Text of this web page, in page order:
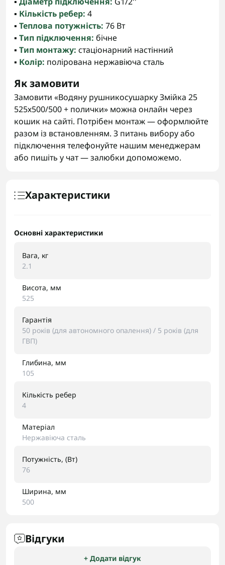
▪️ Кількість ребер: 4
▪️ Теплова потужність: 76 Вт
▪️ Тип підключення: бічне
▪️ Тип монтажу: стаціонарний настінний
▪️ Колір: полірована нержавіюча сталь
Як замовити
Замовити «Водяну рушникосушарку Змійка 25
525х500/500 + полички» можна онлайн через
кошик на сайті. Потрібен монтаж — оформлюйте
разом із встановленням. З питань вибору або
підключення телефонуйте нашим менеджерам
або пишіть у чат — залюбки допоможемо.
Характеристики
Основні характеристики
Вага, кг
2.1
Висота, мм
525
Гарантія
50 років (для автономного опалення) / 5 років (для
ГВП)
Глибина, мм
105
Кількість ребер
4
Матеріал
Нержавіюча сталь
Потужність, (Вт)
76
Ширина, мм
500
Відгуки
+ Додати відгук